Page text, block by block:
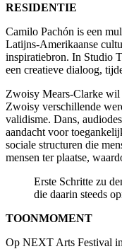
RESIDENTIE
Camilo Pachón is een
Latijns-Amerikaanse
inspiratiebron. In Studio
een creatieve dialoog,
Zwoisy Mears-Clarke wil
Zwoisy verschillende
validisme. Dans,
aandacht voor
sociale structuren die
mensen ter plaatse,
Erste Schritte zu
die daarin steeds
TOONMOMENT
Op NEXT Arts Festival in